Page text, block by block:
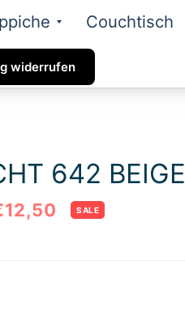
Couchtisch
widerrufen
642 BEIGE
SALE